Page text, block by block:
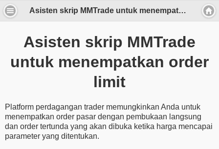
Asisten skrip MMTrade untuk menempatkan order limit
Asisten skrip MMTrade
untuk menempatkan order
limit
Platform perdagangan trader memungkinkan Anda untuk
menempatkan order pasar dengan pembukaan langsung
dan order tertunda yang akan dibuka ketika harga mencapai
parameter yang ditentukan.